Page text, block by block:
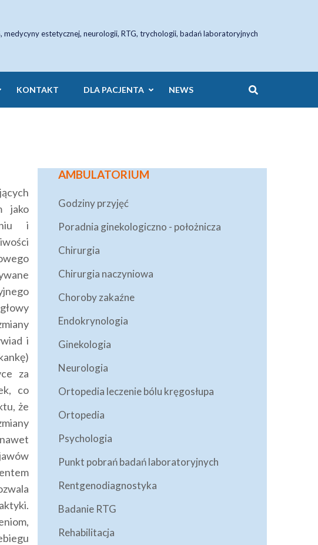
estetycznej, neurologii, RTG, trychologii, badań laboratoryjnych
KONTAKT DLA PACJENTA NEWS
jako
i
i
za
co
że
AMBULATORIUM
Godziny przyjęć
Poradnia ginekologiczno - położnicza
Chirurgia
Chirurgia naczyniowa
Choroby zakaźne
Endokrynologia
Ginekologia
Neurologia
Ortopedia leczenie bólu kręgosłupa
Ortopedia
Psychologia
Punkt pobrań badań laboratoryjnych
Rentgenodiagnostyka
Badanie RTG
Rehabilitacja